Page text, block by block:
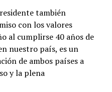
también
con los valores
al cumplirse 40 años de
nuestro país, es un
de ambos países a
y la plena